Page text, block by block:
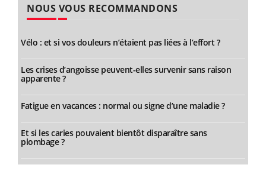
NOUS VOUS RECOMMANDONS
Vélo : et si vos douleurs n’étaient pas liées à l’effort ?
Les crises d’angoisse peuvent-elles survenir sans raison
apparente ?
Fatigue en vacances : normal ou signe d’une maladie ?
Et si les caries pouvaient bientôt disparaître sans
plombage ?